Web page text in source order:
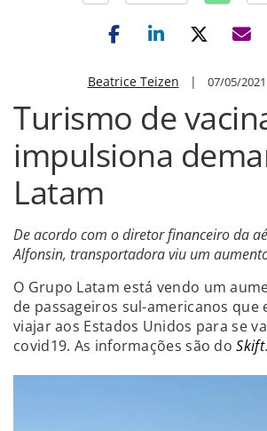
Beatrice Teizen | 07/05/2021
Turismo de
impulsiona
Latam
De acordo com o diretor financeiro da
Alfonsin, transportadora viu um
O Grupo Latam está vendo um
de passageiros sul-americanos que
viajar aos Estados Unidos para se
covid19. As informações são doSkift.